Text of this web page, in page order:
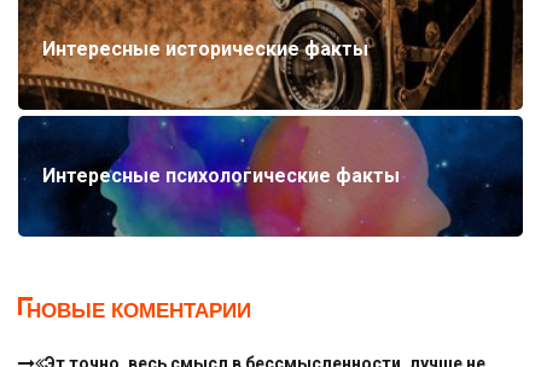
Интересные исторические факты
Интересные психологические факты
НОВЫЕ КОМЕНТАРИИ